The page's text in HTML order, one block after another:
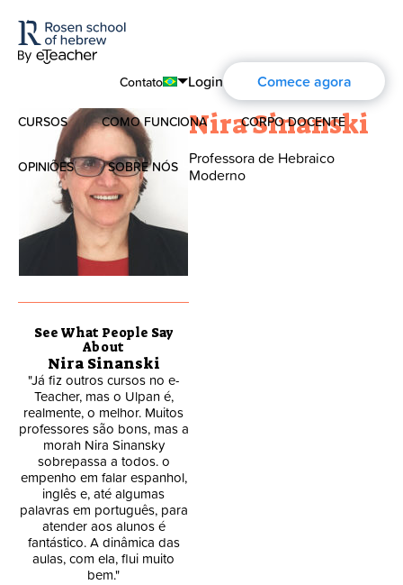
Contato
English
Português
Español
Deutsch
Login Comece agora
CURSOS
Hebraico Moderno
Hebraico para crianças
Hebraico Bíblico
COMO FUNCIONA CORPO DOCENTE
OPINIÕES SOBRE NÓS
Sobre nós
Contato
Blog
See What People Say
About
Nira Sinanski
"Já fiz outros cursos no e-
Teacher, mas o Ulpan é,
realmente, o melhor. Muitos
professores são bons, mas a
morah Nira Sinansky
sobrepassa a todos. o
empenho em falar espanhol,
inglês e, até algumas
palavras em português, para
atender aos alunos é
fantástico. A dinâmica das
aulas, com ela, flui muito
bem."
Nira Sinanski
Professora de Hebraico
Moderno